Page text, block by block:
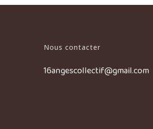
Nous contacter
16angescollectif@gmail.com